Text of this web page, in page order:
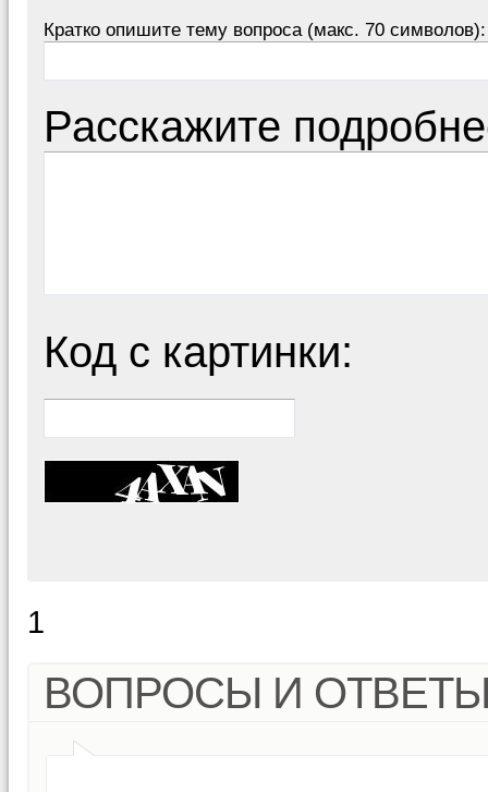
Кратко опишите тему вопроса (макс. 70 символов):
Расскажите
Код с картинки:
1
ВОПРОСЫ И